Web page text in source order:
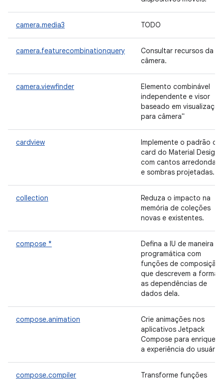
camera.media3 TODO
camera.featurecombinationquery
Consultar recursos da
câmera.
camera.viewfinder
Elemento combinável
independente e visor
baseado em visualização
para câmera"
cardview
Implemente o padrão de
card do Material Design,
com cantos
e sombras projetadas.
collection
Reduza o impacto na
memória de coleções
novas e existentes.
compose *
Defina a IU de maneira
programática com
funções de composição
que descrevem a forma
as dependências de
dados dela.
compose.animation
Crie animações nos
aplicativos Jetpack
Compose para
a experiência do usuário.
compose.compiler
Transforme funções